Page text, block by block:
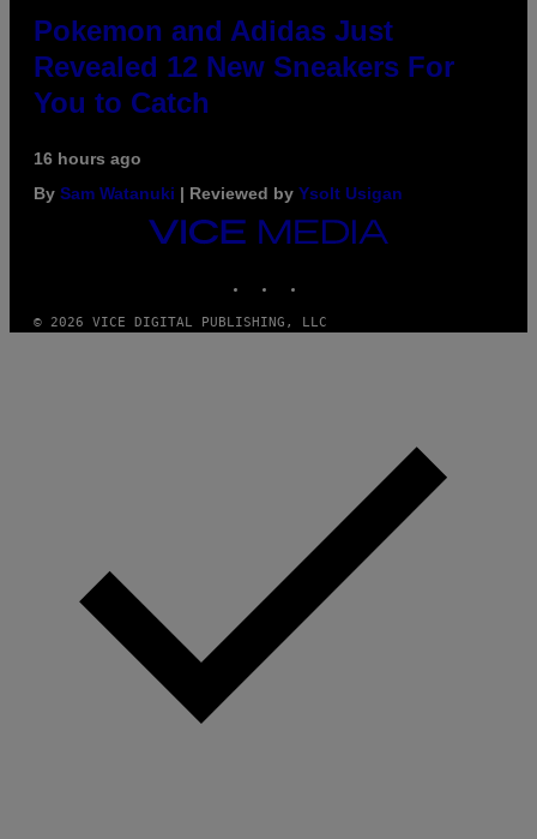
Pokemon and Adidas Just
Revealed 12 New Sneakers For
You to Catch
16 hours ago
By Sam Watanuki | Reviewed by Ysolt Usigan
VICE
MEDIA
© 2026 VICE DIGITAL PUBLISHING, LLC